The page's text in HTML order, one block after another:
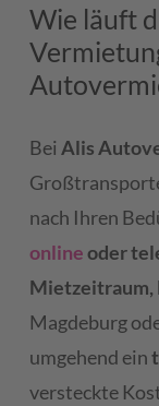
Wie läuft
Bei Alis
nach Ihren
onlineoder
Mietzeitraum,
Magdeburg
umgehend ein
versteckte